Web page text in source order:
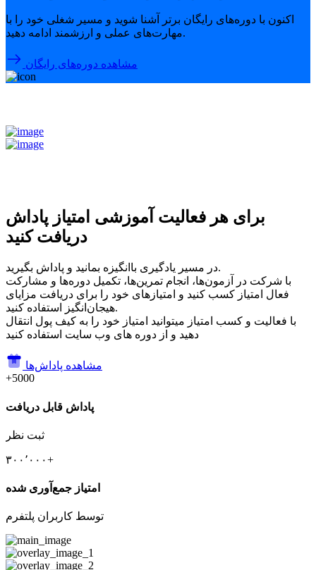
اکنون با دوره‌های رایگان برتر آشنا شوید و مسیر شغلی خود را با
مهارت‌های عملی و ارزشمند ادامه دهید.
مشاهده دوره‌های رایگان
برای هر فعالیت آموزشی امتیاز پاداش
دریافت کنید
در مسیر یادگیری باانگیزه بمانید و پاداش بگیرید.
با شرکت در آزمون‌ها، انجام تمرین‌ها، تکمیل دوره‌ها و مشارکت
فعال امتیاز کسب کنید و امتیازهای خود را برای دریافت مزایای
هیجان‌انگیز استفاده کنید.
با فعالیت و کسب امتیاز میتوانید امتیاز خود را به کیف پول انتقال
دهید و از دوره های وب سایت استفاده کنید
مشاهده پاداش‌ها
+5000
پاداش قابل دریافت
ثبت نظر
۳۰۰٬۰۰۰+
امتیاز جمع‌آوری شده
توسط کاربران پلتفرم